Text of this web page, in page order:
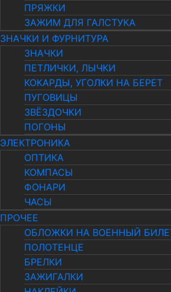
ПРЯЖКИ
ЗАЖИМ ДЛЯ ГАЛСТУКА
ЗНАЧКИ И ФУРНИТУРА
ЗНАЧКИ
ПЕТЛИЧКИ, ЛЫЧКИ
КОКАРДЫ, УГОЛКИ НА БЕРЕТ
ПУГОВИЦЫ
ЗВЁЗДОЧКИ
ПОГОНЫ
ЭЛЕКТРОНИКА
ОПТИКА
КОМПАСЫ
ФОНАРИ
ЧАСЫ
ПРОЧЕЕ
ОБЛОЖКИ НА ВОЕННЫЙ
ПОЛОТЕНЦЕ
БРЕЛКИ
ЗАЖИГАЛКИ